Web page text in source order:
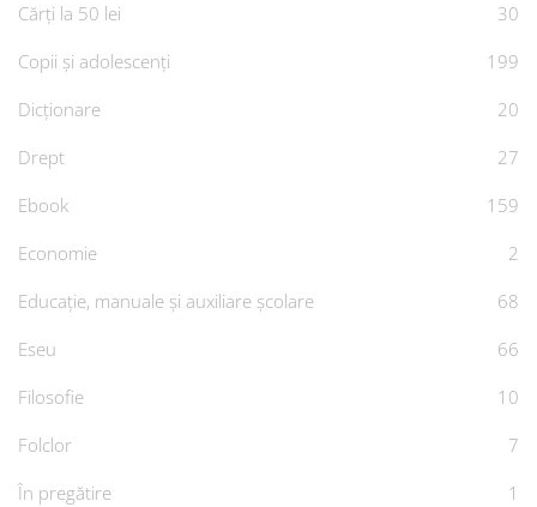
Cărți la 50 lei
30
Copii și adolescenți
199
Dicționare
20
Drept
27
Ebook
159
Economie
2
Educație, manuale și auxiliare școlare
68
Eseu
66
Filosofie
10
Folclor
7
În pregătire
1